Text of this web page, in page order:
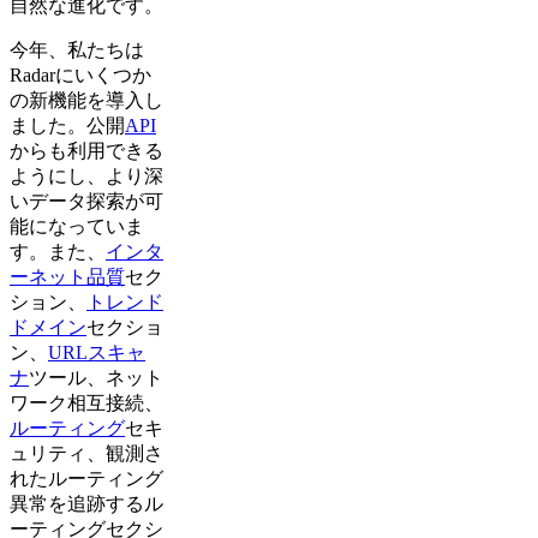
自然な進化です。
今年、私たちは
Radarにいくつか
の新機能を導入し
ました。公開API
からも利用できる
ようにし、より深
いデータ探索が可
能になっていま
す。また、 インタ
ーネット品質セク
ション、
トレンド
ドメインセクショ
ン、 URLスキャ
ナツール、ネット
ワーク相互接続、
ルーティングセキ
ュリティ、観測さ
れたルーティング
異常を追跡するル
ーティングセクシ